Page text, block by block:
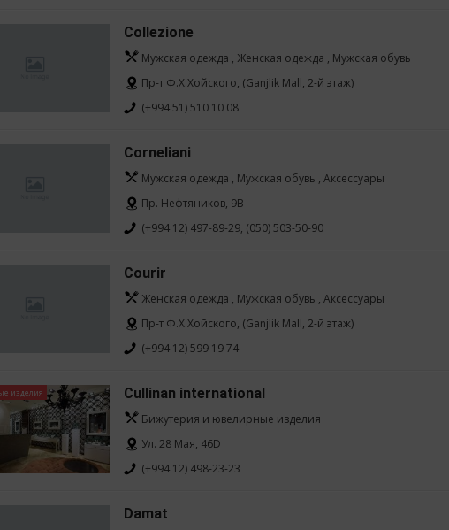
Collezione
Мужская одежда , Женская одежда , Мужская обувь
Пр-т Ф.Х.Хойского, (Ganjlik Mall, 2-й этаж)
(+994 51) 510 10 08
Corneliani
Мужская одежда , Мужская обувь , Аксессуары
Пр. Нефтяников, 9B
(+994 12) 497-89-29, (050) 503-50-90
Courir
Женская одежда , Мужская обувь , Аксессуары
Пр-т Ф.Х.Хойского, (Ganjlik Mall, 2-й этаж)
(+994 12) 599 19 74
изделия Cullinan international
Бижутерия и ювелирные изделия
Ул. 28 Мая, 46D
(+994 12) 498-23-23
Damat